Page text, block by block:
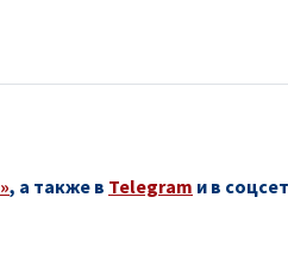
, а также в Telegram и в